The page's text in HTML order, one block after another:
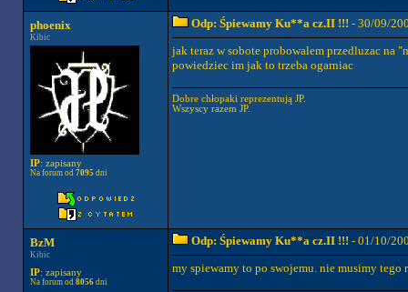
phoenix
Kibic
IP: zapisany
Na forum od 7095 dni
Odp: Śpiewamy Ku**a cz.II !!! - 30/09/
jak teraz w sobote probowalem przedluzac na
powiedziec im jak to trzeba ogarniac
Dobre chłopaki reprezentują JP.
Wszyscy razem JP.
BzM
Kibic
IP: zapisany
Na forum od 8056dni
Odp: Śpiewamy Ku**a cz.II !!! - 01/10/
my spiewamy to po swojemu. nie musimy